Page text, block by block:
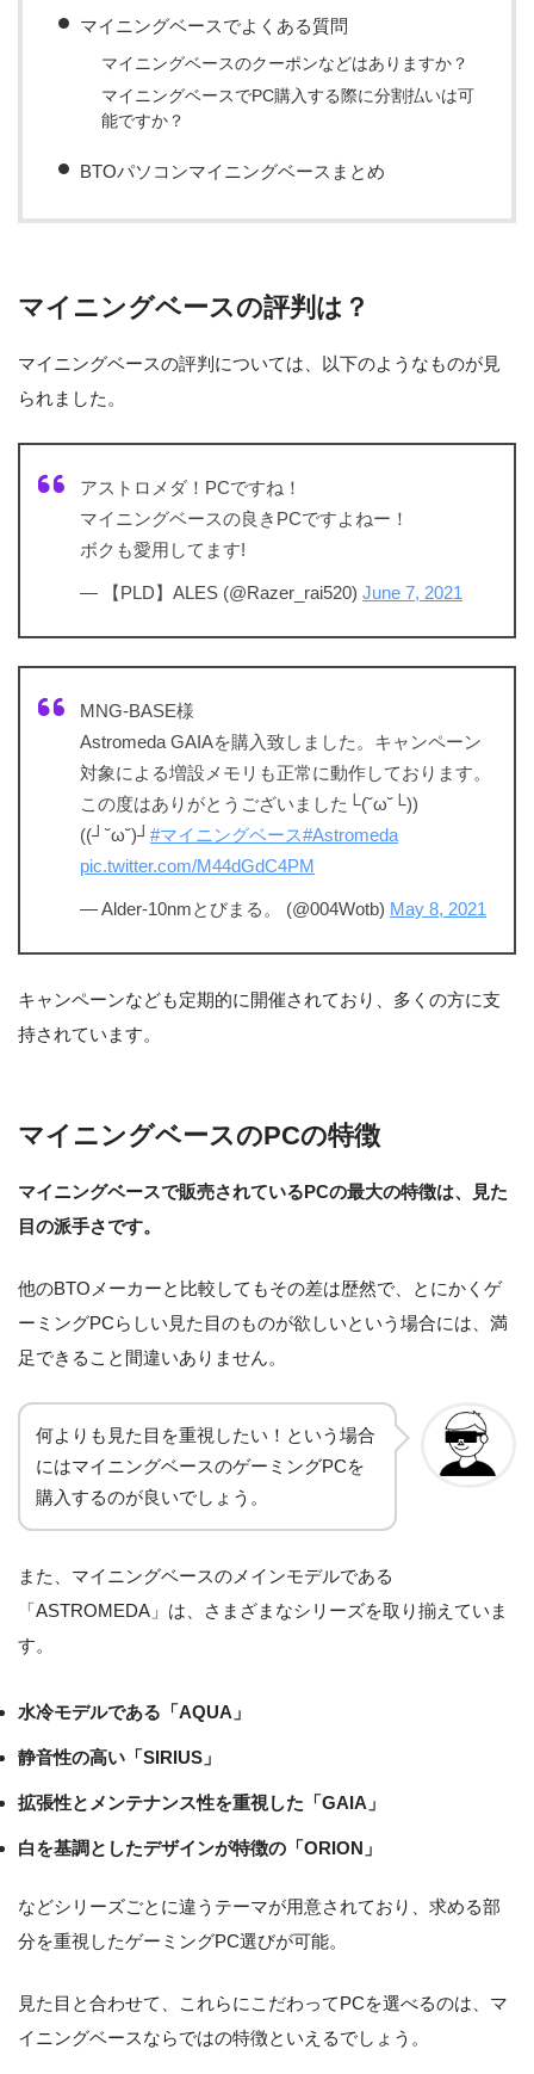
マイニングベースでよくある質問
マイニングベースのクーポンなどはありますか？
マイニングベースでPC購入する際に分割払いは可
能ですか？
BTOパソコンマイニングベースまとめ
マイニングベースの評判は？
マイニングベースの評判については、以下のようなものが見
られました。
アストロメダ！PCですね！
マイニングベースの良きPCですよねー！
ボクも愛用してます!
— 【PLD】ALES (@Razer_rai520) June 7, 2021
MNG-BASE様
Astromeda GAIAを購入致しました。キャンペーン
対象による増設メモリも正常に動作しております。
この度はありがとうございました└(˘ω˘└))
((┘˘ω˘)┘ #マイニングベース#Astromeda
pic.twitter.com/M44dGdC4PM
— Alder-10nmとびまる。 (@004Wotb) May 8, 2021
キャンペーンなども定期的に開催されており、多くの方に支
持されています。
マイニングベースのPCの特徴
マイニングベースで販売されているPCの最大の特徴は、見た
目の派手さです。
他のBTOメーカーと比較してもその差は歴然で、とにかくゲ
ーミングPCらしい見た目のものが欲しいという場合には、満
足できること間違いありません。
何よりも見た目を重視したい！という場合
にはマイニングベースのゲーミングPCを
購入するのが良いでしょう。
また、マイニングベースのメインモデルである
「ASTROMEDA」は、さまざまなシリーズを取り揃えていま
す。
水冷モデルである「AQUA」
静音性の高い「SIRIUS」
拡張性とメンテナンス性を重視した「GAIA」
白を基調としたデザインが特徴の「ORION」
などシリーズごとに違うテーマが用意されており、求める部
分を重視したゲーミングPC選びが可能。
見た目と合わせて、これらにこだわってPCを選べるのは、マ
イニングベースならではの特徴といえるでしょう。